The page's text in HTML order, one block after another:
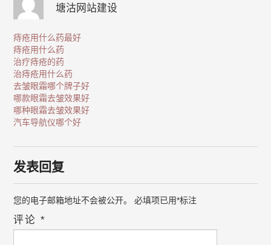
塘沽网站建设
痔疮用什么药最好
痔疮用什么药
治疗痔疮的药
治痔疮用什么药
去皱眼霜哪个牌子好
哪款眼霜去皱效果好
哪种眼霜去皱效果好
汽车导航仪哪个好
发表回复
您的电子邮箱地址不会被公开。 必填项已用*标注
评论*